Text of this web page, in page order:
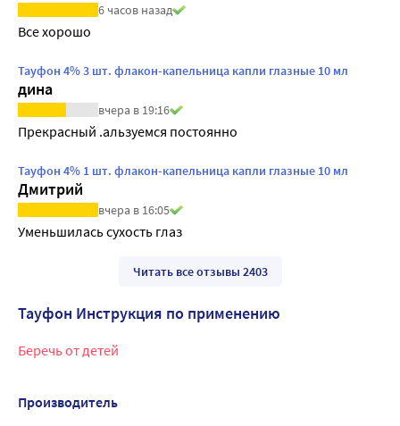
6 часов назад
Все хорошо
Тауфон 4% 3 шт. флакон-капельница капли глазные 10 мл
дина
вчера в 19:16
Прекрасный .альзуемся постоянно
Тауфон 4% 1 шт. флакон-капельница капли глазные 10 мл
Дмитрий
вчера в 16:05
Уменьшилась сухость глаз
Читать все отзывы 2403
Тауфон Инструкция по применению
Беречь от детей
Производитель